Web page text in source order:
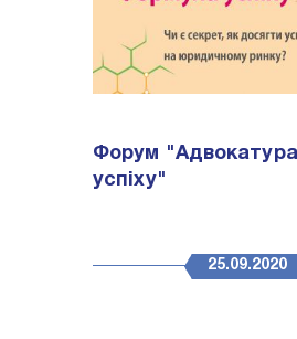
Форум
успіху"
25.09.2020